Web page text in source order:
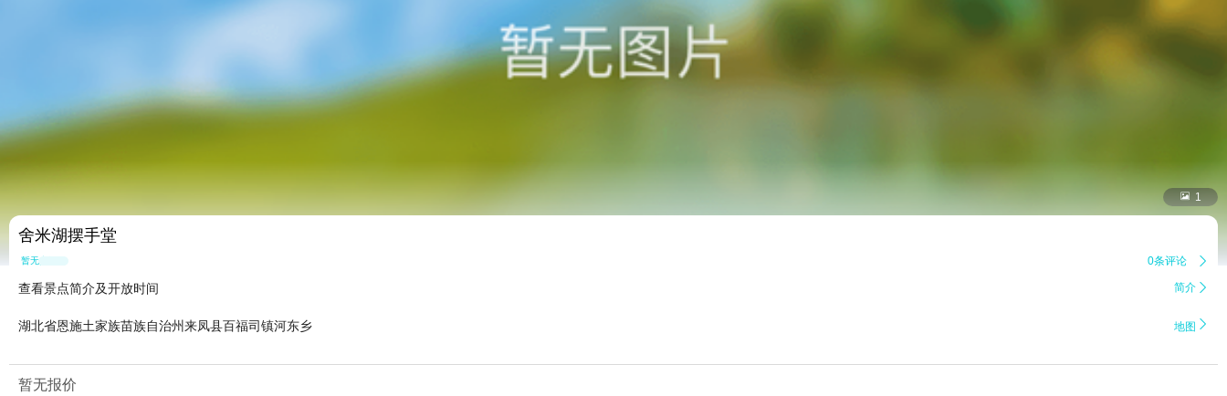
 1
舍米湖摆手堂
暂无点评 0条评论 
查看景点简介及开放时间 简介 
湖北省恩施土家族苗族自治州来凤县百福司镇河东乡 地图 
暂无报价